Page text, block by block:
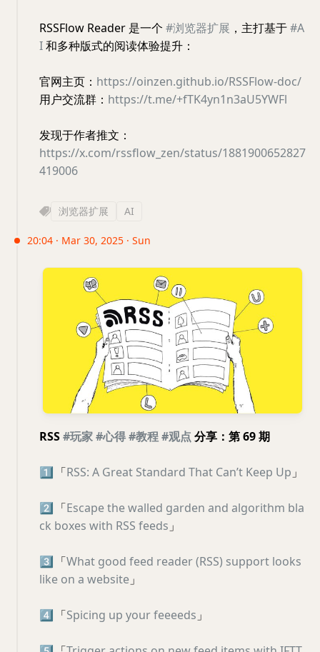
RSSFlow Reader 是一个 #浏览器扩展 ，主打基于#A
I和多种版式的阅读体验提升：
官网主页： https://oinzen.github.io/RSSFlow-doc/
用户交流群： https://t.me/+fTK4yn1n3aU5YWFl
发现于作者推文：
https://x.com/rssflow_zen/status/1881900652827
419006
浏览器扩展 AI
20:04 · Mar 30, 2025 · Sun
RSS#玩家#心得#教程#观点 分享：第 69 期
1️⃣ 「RSS: A Great Standard That Can’t Keep Up 」
2️⃣ 「Escape the walled garden and algorithm bla
ck boxes with RSS feeds 」
3️⃣ 「What good feed reader (RSS) support looks
like on a website 」
4️⃣ 「Spicing up your feeeeds 」